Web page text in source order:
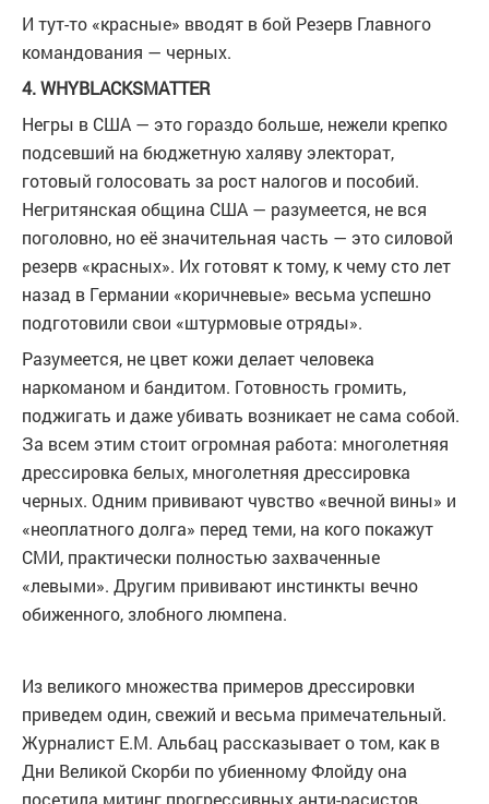
И тут-то «красные» вводят в бой Резерв Главного
командования — черных.
4.WHYBLACKSMATTER
Негры в США — это гораздо больше, нежели крепко
подсевший на бюджетную халяву электорат,
готовый голосовать за рост налогов и пособий.
Негритянская община США — разумеется, не вся
поголовно, но её значительная часть — это силовой
резерв «красных». Их готовят к тому, к чему сто лет
назад в Германии «коричневые» весьма успешно
подготовили свои «штурмовые отряды».
Разумеется, не цвет кожи делает человека
наркоманом и бандитом. Готовность громить,
поджигать и даже убивать возникает не сама собой.
За всем этим стоит огромная работа: многолетняя
дрессировка белых, многолетняя дрессировка
черных. Одним прививают чувство «вечной вины» и
«неоплатного долга» перед теми, на кого покажут
СМИ, практически полностью захваченные
«левыми». Другим прививают инстинкты вечно
обиженного, злобного люмпена.
Из великого множества примеров дрессировки
приведем один, свежий и весьма примечательный.
Журналист Е.М. Альбац рассказывает о том, как в
Дни Великой Скорби по убиенному Флойду она
посетила митинг прогрессивных анти-расистов.